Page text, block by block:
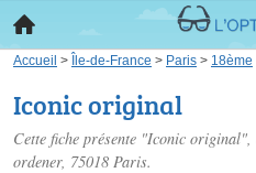
Accueil > Île-de-France > Paris > 18ème
Iconic original
Cette fiche présente "Iconic
ordener, 75018 Paris.